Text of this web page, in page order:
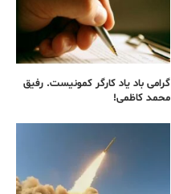
گرامی باد یاد کارگر کمونیست. رفیق
محمد کاظمی!